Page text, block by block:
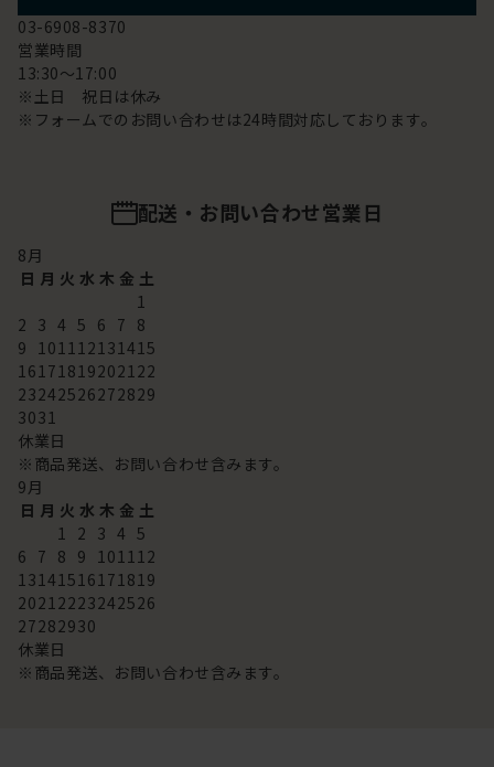
03-6908-8370
営業時間
13:30～17:00
※土日 祝日は休み
※フォームでのお問い合わせは24時間対応しております。
配送・お問い合わせ営業日
8月
日 月 火 水 木 金 土
1
2 3 4 5 6 7 8
9 101112131415
16171819202122
23242526272829
3031
休業日
※商品発送、お問い合わせ含みます。
9月
日 月 火 水 木 金 土
1 2 3 4 5
6 7 8 9 101112
13141516171819
20212223242526
27282930
休業日
※商品発送、お問い合わせ含みます。